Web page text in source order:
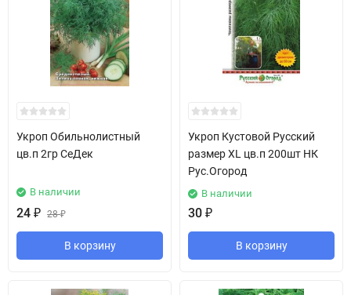
Укроп Обильнолистный
цв.п 2гр СеДек
В наличии
24 ₽ 28₽
В корзину
Укроп Кустовой Русский
размер XL цв.п 200шт НК
Рус.Огород
В наличии
30 ₽
В корзину